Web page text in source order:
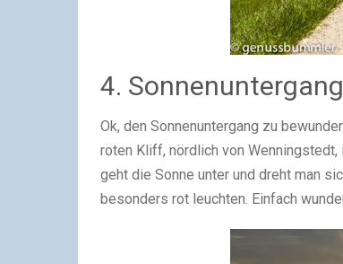
4.
Ok, den Sonnenuntergang zu
roten Kliff, nördlich von
geht die Sonne unter und dreht man
besonders rot leuchten. Einfach